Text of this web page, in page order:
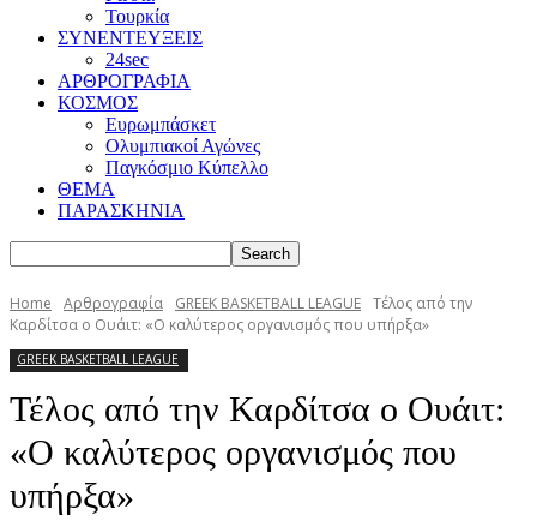
Τουρκία
ΣΥΝΕΝΤΕΥΞΕΙΣ
24sec
ΑΡΘΡΟΓΡΑΦΙΑ
ΚΟΣΜΟΣ
Ευρωμπάσκετ
Ολυμπιακοί Αγώνες
Παγκόσμιο Κύπελλο
ΘΕΜΑ
ΠΑΡΑΣΚΗΝΙΑ
Home Αρθρογραφία GREEK BASKETBALL LEAGUE Τέλος από την
Καρδίτσα ο Ουάιτ: «Ο καλύτερος οργανισμός που υπήρξα»
GREEK BASKETBALL LEAGUE
Τέλος από την Καρδίτσα ο Ουάιτ:
«Ο καλύτερος οργανισμός που
υπήρξα»